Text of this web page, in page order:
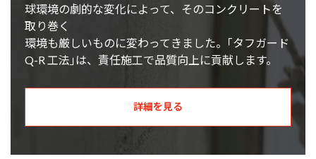
球環境の劇的な変化によって、そのコンクリートを
取り巻く
環境も厳しいものに変わってきました。｢タフガード
Q-R 工法｣は、責任施工で品質向上に貢献します。
詳細を見る